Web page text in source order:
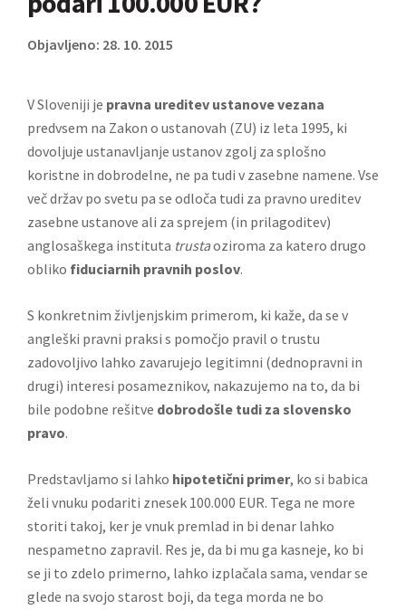
Objavljeno: 28. 10. 2015
V Sloveniji je pravna ureditev ustanove vezana
predvsem na Zakon o ustanovah (ZU) iz leta 1995, ki
dovoljuje ustanavljanje ustanov zgolj za splošno
koristne in dobrodelne, ne pa tudi v zasebne namene. Vse
več držav po svetu pa se odloča tudi za pravno ureditev
zasebne ustanove ali za sprejem (in prilagoditev)
anglosaškega instituta trustaoziroma za katero drugo
obliko fiduciarnih pravnih poslov.
S konkretnim življenjskim primerom, ki kaže, da se v
angleški pravni praksi s pomočjo pravil o trustu
zadovoljivo lahko zavarujejo legitimni (dednopravni in
drugi) interesi posameznikov, nakazujemo na to, da bi
bile podobne rešitve dobrodošle tudi za slovensko
pravo.
Predstavljamo si lahko hipotetični primer, ko si babica
želi vnuku podariti znesek 100.000 EUR. Tega ne more
storiti takoj, ker je vnuk premlad in bi denar lahko
nespametno zapravil. Res je, da bi mu ga kasneje, ko bi
se ji to zdelo primerno, lahko izplačala sama, vendar se
glede na svojo starost boji, da tega morda ne bo